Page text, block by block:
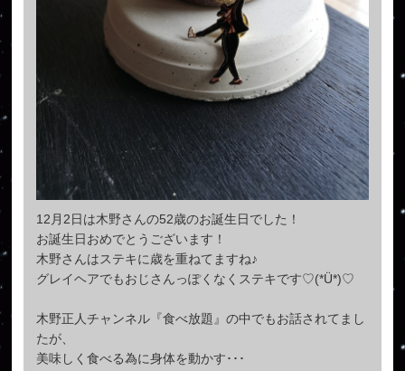
12月2日は木野さんの52歳のお誕生日でした！
お誕生日おめでとうございます！
木野さんはステキに歳を重ねてますね♪
グレイヘアでもおじさんっぽくなくステキです♡(*Ü*)♡
木野正人チャンネル『食べ放題』の中でもお話されてまし
たが、
美味しく食べる為に身体を動かす･･･